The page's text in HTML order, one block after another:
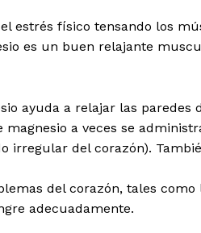
estrés físico tensando los
es un buen relajante
ayuda a relajar las paredes
a veces se
irregular del corazón).
del corazón, tales
adecuadamente.